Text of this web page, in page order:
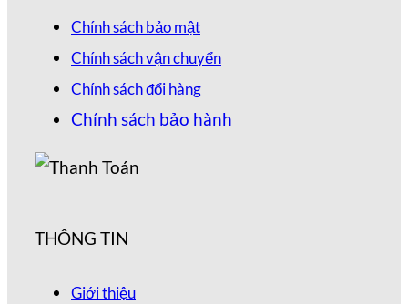
Chính sách bảo mật
Chính sách vận chuyển
Chính sách đổi hàng
Chính sách bảo hành
THÔNG TIN
Giới thiệu